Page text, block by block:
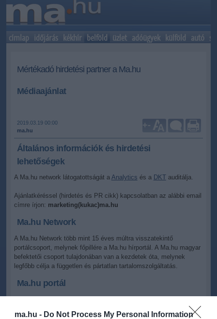
ma.hu - Do Not Process My Personal Information
címlap időjárás kékhír belföld üzlet adóügyek külföld autó
Mértékadó hirdetési partner a Ma.hu
Médiaajánlat
2019.03.19 00:00
ma.hu
+-
Általános információk és hirdetési
lehetőségek
A Ma.hu network látogatottságát a Analytics és a DKTauditálja.
Ajánlatkéréssel (hirdetés és PR cikk) kapcsolatban az alábbi email
címre írjon: marketing(kukac)ma.hu
Ma.hu Network
A Ma.hu Network több mint 15 éves múltra visszatekintő
portálcsoport, melynek főpillére a Ma.hu hírportál. A Ma.hu magyar
befektetői csoport tulajdonában van a kezdetek óta, melynek
legfőbb célja a független és pártatlan tartalomszolgáltatás.
Ma.hu portál
Havonta közel félmillió egyedi